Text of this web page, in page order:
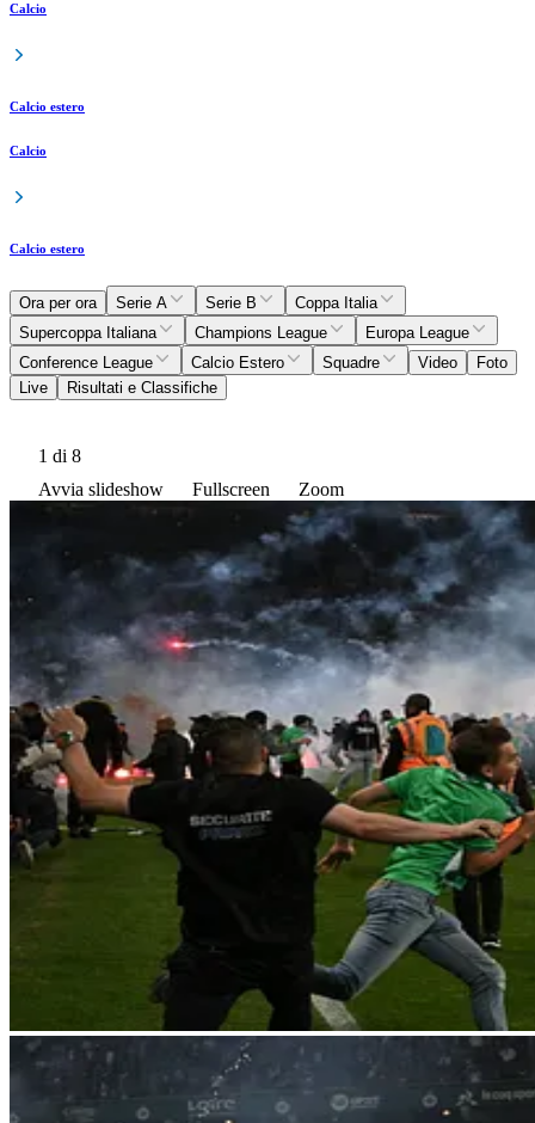
Calcio
Calcio estero
Calcio
Calcio estero
Ora per ora Serie A Serie B
Coppa Italia
Supercoppa Italiana
Champions League
Europa League
Conference League
Calcio Estero Squadre Video
Foto
Live
Risultati e Classifiche
1 di 8
Avvia slideshow
Fullscreen Zoom